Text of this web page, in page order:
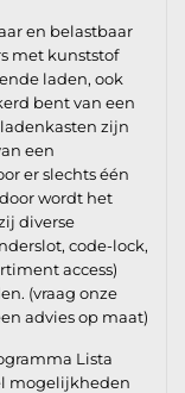
en belastbaar
met kunststof
laden, ook
bent van een
zijn
een
er slechts één
wordt het
diverse
code-lock,
access)
(vraag onze
advies op maat)
Lista
mogelijkheden